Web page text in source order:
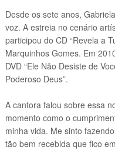
Desde os sete anos,
voz. A estreia no cenário
participou do CD “Revela a
Marquinhos Gomes. Em
DVD “Ele Não Desiste de
Poderoso Deus”.
A cantora falou sobre essa
momento como o
minha vida. Me sinto
tão bem recebida que fico